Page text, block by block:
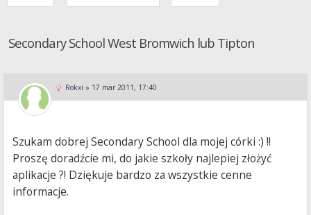
Secondary School West Bromwich lub Tipton
Rokxi » 17 mar 2011, 17:40
Szukam dobrej Secondary School dla mojej córki :) !!
Proszę doradźcie mi, do jakie szkoły najlepiej złożyć
aplikacje ?! Dziękuje bardzo za wszystkie cenne
informacje.